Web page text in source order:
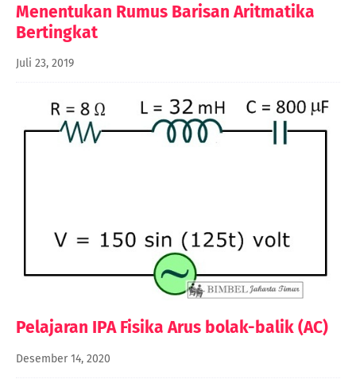
Menentukan Rumus Barisan Aritmatika
Bertingkat
Juli 23, 2019
Pelajaran IPA Fisika Arus bolak-balik (AC)
Desember 14, 2020